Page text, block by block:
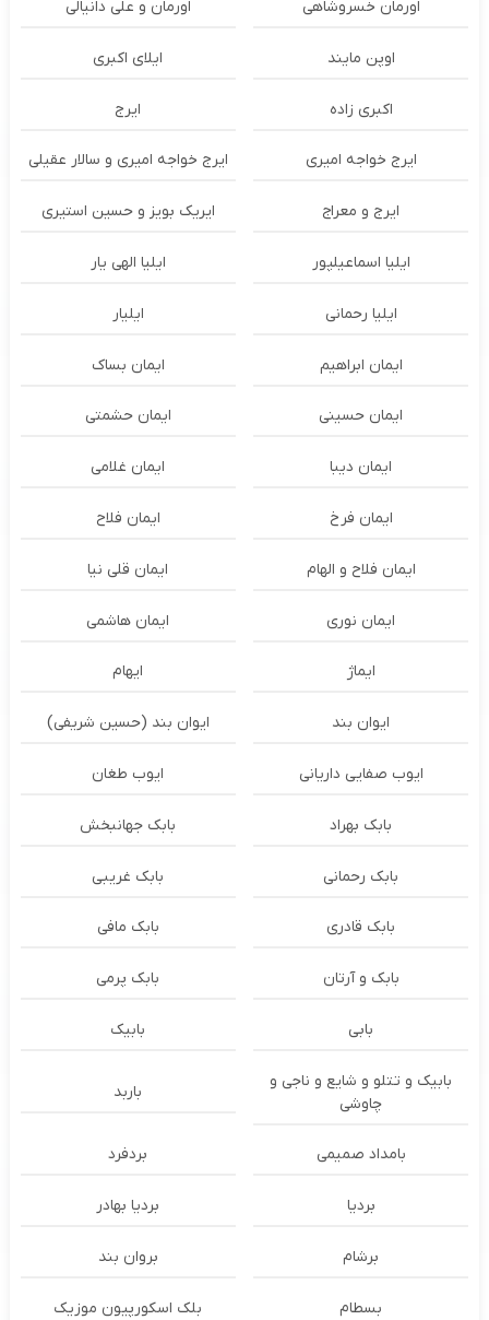
اورمان خسروشاهی اورمان و علی دانیالی
اوپن مایند ايلاى اكبرى
اکبری زاده ایرج
ایرج خواجه امیری ایرج خواجه امیری و سالار عقیلی
ایرج و معراج ایریک بویز و حسین استیری
ایلیا اسماعیلپور ایلیا الهی یار
ایلیا رحمانی ایلیار
ایمان ابراهیم ایمان بساک
ایمان حسینی ایمان حشمتی
ایمان دیبا ایمان غلامی
ایمان فرخ ایمان فلاح
ایمان فلاح و الهام ایمان قلی نیا
ایمان نوری ایمان هاشمی
ایماژ ایهام
ایوان بند ایوان بند (حسین شریفی)
ایوب صفایی داریانی ایوب طغان
بابک بهراد بابک جهانبخش
بابک رحمانی بابک غریبی
بابک قادری بابک مافی
بابک و آرتان بابک پرمی
بابی بابیک
بابیک و تتلو و شایع و ناجی و
چاوشی
باربد
بامداد صمیمی بردفرد
بردیا بردیا بهادر
برشام بروان بند
بسطام بلک اسکورپیون موزیک